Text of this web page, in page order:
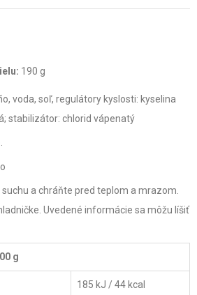
190 g
voda, soľ, regulátory kyslosti: kyselina
stabilizátor: chlorid vápenatý
a chráňte pred teplom a mrazom.
Uvedené informácie sa môžu líšiť
g
185 kJ / 44 kcal